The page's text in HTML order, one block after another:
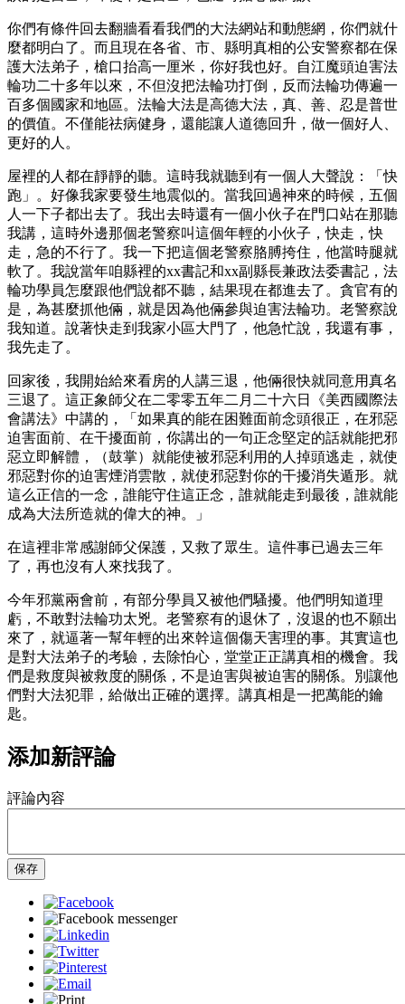
你們有條件回去翻牆看看我們的大法網站和動態網，你們就什
麼都明白了。而且現在各省、市、縣明真相的公安警察都在保
護大法弟子，槍口抬高一厘米，你好我也好。自江魔頭迫害法
輪功二十多年以來，不但沒把法輪功打倒，反而法輪功傳遍一
百多個國家和地區。法輪大法是高德大法，真、善、忍是普世
的價值。不僅能祛病健身，還能讓人道德回升，做一個好人、
更好的人。
屋裡的人都在靜靜的聽。這時我就聽到有一個人大聲說：「快
跑」。好像我家要發生地震似的。當我回過神來的時候，五個
人一下子都出去了。我出去時還有一個小伙子在門口站在那聽
我講，這時外邊那個老警察叫這個年輕的小伙子，快走，快
走，急的不行了。我一下把這個老警察胳膊挎住，他當時腿就
軟了。我說當年咱縣裡的xx書記和xx副縣長兼政法委書記，法
輪功學員怎麼跟他們說都不聽，結果現在都進去了。貪官有的
是，為甚麼抓他倆，就是因為他倆參與迫害法輪功。老警察說
我知道。說著快走到我家小區大門了，他急忙說，我還有事，
我先走了。
回家後，我開始給來看房的人講三退，他倆很快就同意用真名
三退了。這正象師父在二零零五年二月二十六日《美西國際法
會講法》中講的，「如果真的能在困難面前念頭很正，在邪惡
迫害面前、在干擾面前，你講出的一句正念堅定的話就能把邪
惡立即解體，（鼓掌）就能使被邪惡利用的人掉頭逃走，就使
邪惡對你的迫害煙消雲散，就使邪惡對你的干擾消失遁形。就
這么正信的一念，誰能守住這正念，誰就能走到最後，誰就能
成為大法所造就的偉大的神。」
在這裡非常感謝師父保護，又救了眾生。這件事已過去三年
了，再也沒有人來找我了。
今年邪黨兩會前，有部分學員又被他們騷擾。他們明知道理
虧，不敢對法輪功太兇。老警察有的退休了，沒退的也不願出
來了，就逼著一幫年輕的出來幹這個傷天害理的事。其實這也
是對大法弟子的考驗，去除怕心，堂堂正正講真相的機會。我
們是救度與被救度的關係，不是迫害與被迫害的關係。別讓他
們對大法犯罪，給做出正確的選擇。講真相是一把萬能的鑰
匙。
添加新評論
評論內容
保存